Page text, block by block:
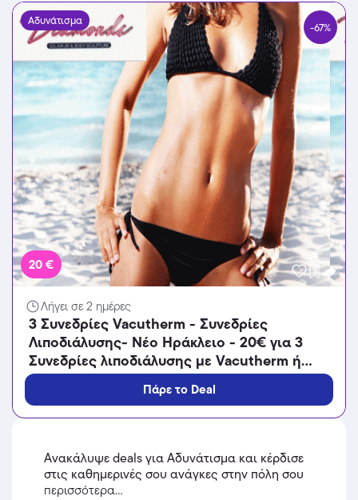
Αδυνάτισμα -67%
20 €
Λήγει σε 2 ημέρες
3 Συνεδρίες Vacutherm - Συνεδρίες
Λιποδιάλυσης- Νέο Ηράκλειο - 20€ για 3
Συνεδρίες λιποδιάλυσης με Vacutherm ή
33€ για 6 Συνεδρίες λιποδιάλυσης με
Vacutherm ή 85€ για 12 Συνεδρίες
λιποδιάλυσης με Vacutherm (Έκπτωση 82%),
Solarium» στο Νέο Ηράκλειο!!!
Πάρε το Deal
Ανακάλυψε deals για Αδυνάτισμα και κέρδισε
στις καθημερινές σου ανάγκες στην πόλη σου
περισσότερα...